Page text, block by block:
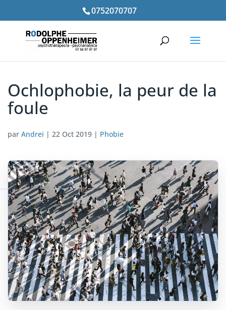
0752070707
Ochlophobie, la peur de la
foule
par Andrei | 22 Oct 2019 | Phobie